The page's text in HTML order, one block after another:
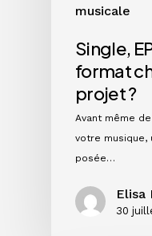
musicale
Single,
format
projet ?
Avant même
votre musique,
posée…
Elisa
30